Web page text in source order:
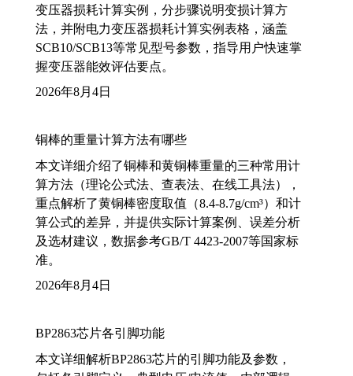
变压器损耗计算实例，分步骤说明变损计算方
法，并附电力变压器损耗计算实例表格，涵盖
SCB10/SCB13等常见型号参数，指导用户快速掌
握变压器能效评估要点。
2026年8月4日
铜棒的重量计算方法有哪些
本文详细介绍了铜棒和黄铜棒重量的三种常用计
算方法（理论公式法、查表法、在线工具法），
重点解析了黄铜棒密度取值（8.4-8.7g/cm³）和计
算公式的差异，并提供实际计算案例、误差分析
及选材建议，数据参考GB/T 4423-2007等国家标
准。
2026年8月4日
BP2863芯片各引脚功能
本文详细解析BP2863芯片的引脚功能及参数，